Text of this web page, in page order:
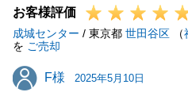
軽にご連絡頂ければと存じま
引き続き、どうぞよろしく
お客様評価
成城センター / 東京都 世田谷区 （
を ご売却
F様
F様 2025年5月10日